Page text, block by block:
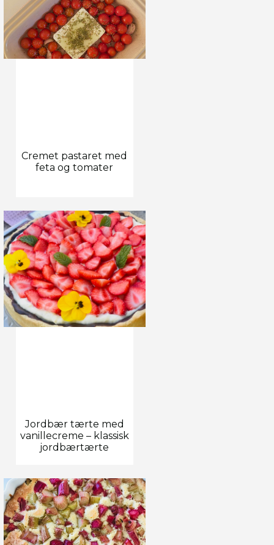
Cremet pastaret med
feta og tomater
Jordbær tærte med
vanillecreme – klassisk
jordbærtærte